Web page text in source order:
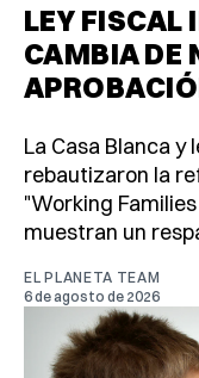
LEY FISCAL
CAMBIA DE
La Casa Blanca
rebautizaron la
"Working
muestran un
EL PLANETA TEAM
6 de agosto de 2026